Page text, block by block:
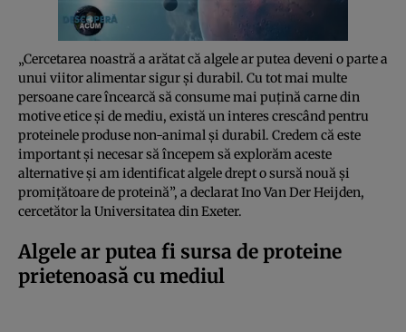
„Cercetarea noastră a arătat că algele ar putea deveni o parte a
unui viitor alimentar sigur și durabil. Cu tot mai multe
persoane care încearcă să consume mai puțină carne din
motive etice și de mediu, există un interes crescând pentru
proteinele produse non-animal și durabil. Credem că este
important și necesar să începem să explorăm aceste
alternative și am identificat algele drept o sursă nouă și
promițătoare de proteină”, a declarat Ino Van Der Heijden,
cercetător la Universitatea din Exeter.
Algele ar putea fi sursa de proteine
prietenoasă cu mediul